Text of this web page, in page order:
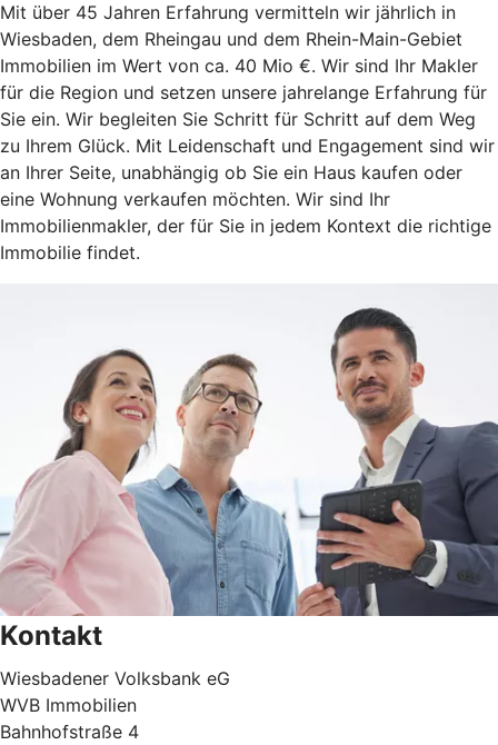
Mit über 45 Jahren Erfahrung vermitteln wir jährlich in
Wiesbaden, dem Rheingau und dem Rhein-Main-Gebiet
Immobilien im Wert von ca. 40 Mio €. Wir sind Ihr Makler
für die Region und setzen unsere jahrelange Erfahrung für
Sie ein. Wir begleiten Sie Schritt für Schritt auf dem Weg
zu Ihrem Glück. Mit Leidenschaft und Engagement sind wir
an Ihrer Seite, unabhängig ob Sie ein Haus kaufen oder
eine Wohnung verkaufen möchten. Wir sind Ihr
Immobilienmakler, der für Sie in jedem Kontext die richtige
Immobilie findet.
Kontakt
Wiesbadener Volksbank eG
WVB Immobilien
Bahnhofstraße 4